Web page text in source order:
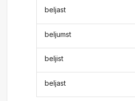
beljast
beljumst
beljist
beljast